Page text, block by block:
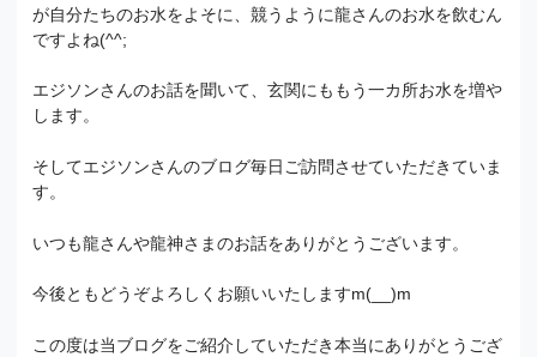
が自分たちのお水をよそに、競うように龍さんのお水を飲むん
ですよね(^^;
エジソンさんのお話を聞いて、玄関にももう一カ所お水を増や
します。
そしてエジソンさんのブログ毎日ご訪問させていただきていま
す。
いつも龍さんや龍神さまのお話をありがとうございます。
今後ともどうぞよろしくお願いいたしますm(__)m
この度は当ブログをご紹介していただき本当にありがとうござ